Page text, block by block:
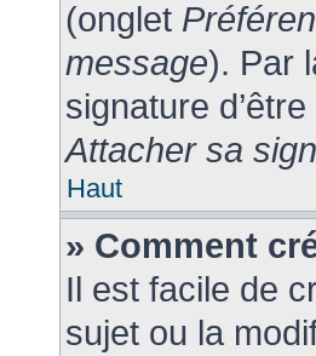
(onglet
message). Par
signature
Attacher sa
Haut
» Comment
Il est facile de
sujet ou la